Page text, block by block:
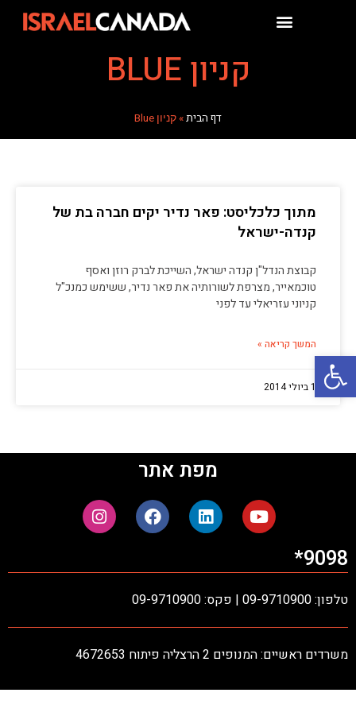
פתח סרגל נגישות
קניון BLUE
דף הבית»קניון Blue
מתוך כלכליסט: פאר נדיר יקים חברה בת של
קנדה-ישראל
קבוצת הנדל"ן קנדה ישראל, השייכת לברק רוזן ואסף
טוכמאייר, מצרפת לשורותיה את פאר נדיר, ששימש כמנכ"ל
קניוני עזריאלי עד לפני
המשך קריאה »
1 ביולי 2014
מפת אתר
9098*
טלפון: 09-9710900 | פקס: 09-9710900
משרדים ראשיים: המנופים 2 הרצליה פיתוח 4672653